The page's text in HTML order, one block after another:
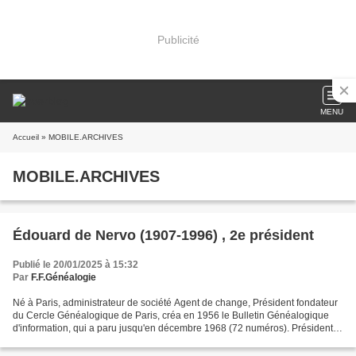
Publicité
MENU
Accueil » MOBILE.ARCHIVES
MOBILE.ARCHIVES
Édouard de Nervo (1907-1996) , 2e président
Publié le 20/01/2025 à 15:32
Par F.F.Généalogie
Né à Paris, administrateur de société Agent de change, Président fondateur
du Cercle Généalogique de Paris, créa en 1956 le Bulletin Généalogique
d'information, qui a paru jusqu'en décembre 1968 (72 numéros). Président